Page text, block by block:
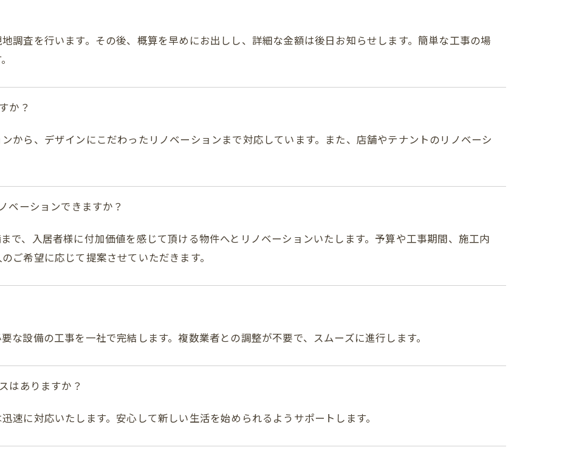
調査を行います。その後、概算を早めにお出しし、詳細な金額は後日お知らせします。簡単な工事の場
か？
から、デザインにこだわったリノベーションまで対応しています。また、店舗やテナントのリノベーシ
ベーションできますか？
で、入居者様に付加価値を感じて頂ける物件へとリノベーションいたします。予算や工事期間、施工内
ご希望に応じて提案させていただきます。
な設備の工事を一社で完結します。複数業者との調整が不要で、スムーズに進行します。
はありますか？
速に対応いたします。安心して新しい生活を始められるようサポートします。